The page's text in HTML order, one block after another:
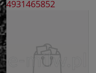
4931465852